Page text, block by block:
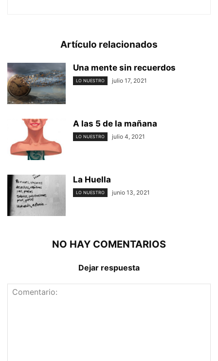
Artículo relacionados
Una mente sin recuerdos
LO NUESTRO julio 17, 2021
A las 5 de la mañana
LO NUESTRO julio 4, 2021
La Huella
LO NUESTRO junio 13, 2021
NO HAY COMENTARIOS
Dejar respuesta